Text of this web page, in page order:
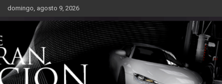
Saltardomingo, agosto 9, 2026